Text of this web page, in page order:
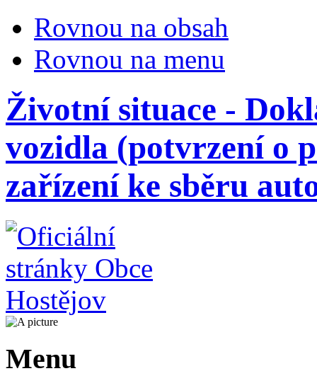
Rovnou na obsah
Rovnou na menu
Životní situace -
vozidla (potvrzení o
zařízení ke sběru
Menu